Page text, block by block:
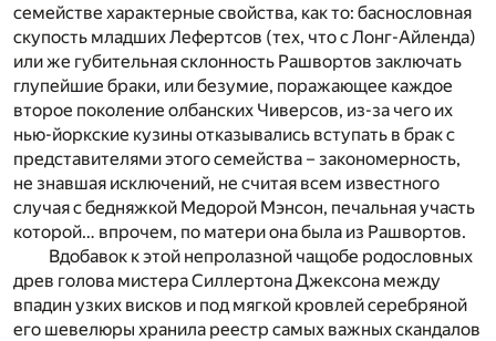
семействе характерные свойства, как то: баснословная
скупость младших Лефертсов (тех, что с Лонг-Айленда)
или же губительная склонность Рашвортов заключать
глупейшие браки, или безумие, поражающее каждое
второе поколение олбанских Чиверсов, из-за чего их
нью-йоркские кузины отказывались вступать в брак с
представителями этого семейства – закономерность,
не знавшая исключений, не считая всем известного
случая с бедняжкой Медорой Мэнсон, печальная участь
которой… впрочем, по матери она была из Рашвортов.
Вдобавок к этой непролазной чащобе родословных
древ голова мистера Силлертона Джексона между
впадин узких висков и под мягкой кровлей серебряной
его шевелюры хранила реестр самых важных скандалов